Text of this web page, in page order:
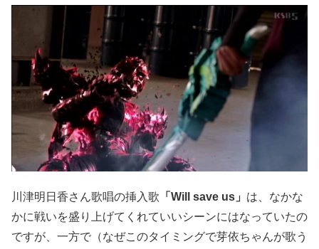
川津明日香さん歌唱の挿入歌 「Will save us」 は、なかな
かに戦いを盛り上げてくれていいシーンにはなっていたの
ですが、一方で（なぜこのタイミングで芽依ちゃんが歌う